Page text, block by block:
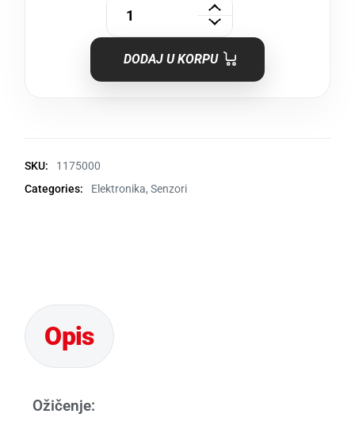
DODAJ U KORPU
SKU:
1175000
Categories:
Elektronika,Senzori
Ožičenje: